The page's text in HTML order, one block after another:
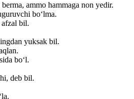
ammo hammaga non yedir.
bo‘lma.
bil.
yuksak bil.
bo‘l.
deb bil.